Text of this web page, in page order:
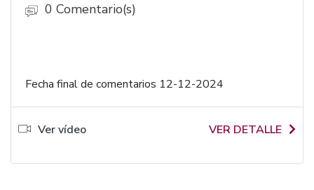
0 Comentario(s)
Fecha final de comentarios 12-12-2024
Ver vídeo VER DETALLE